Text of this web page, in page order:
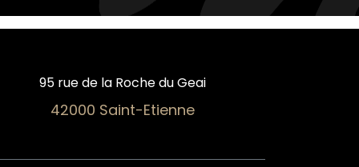
95 rue de la Roche du Geai
42000 Saint-Etienne